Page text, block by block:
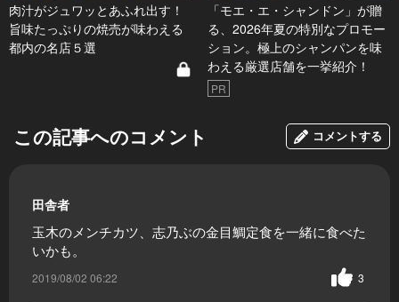
肉汁がジュワッとあふれ出す！
旨味たっぷりの焼売が味わえる
都内の名店５選
「モエ・エ・シャンドン」が贈
る、2026年夏の特別なプロモー
ション。極上のシャンパンを味
わえる厳選店舗を一挙紹介！
PR
この記事へのコメント コメントする
田舎者
玉木のメンチカツ、志乃ぶの金目鯛定食を一緒に食べた
いかも。
2019/08/02 06:22 3